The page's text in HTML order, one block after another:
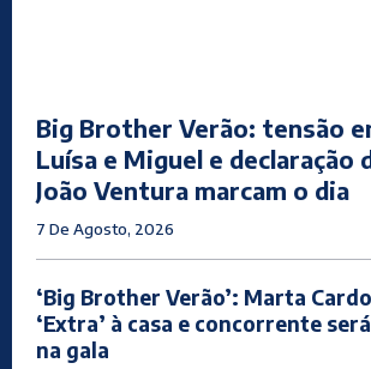
Big Brother Verão: tensão
Luísa e Miguel e declaração
João Ventura marcam o dia
7 De Agosto, 2026
‘Big Brother Verão’: Marta
‘Extra’ à casa e concorrente
na gala